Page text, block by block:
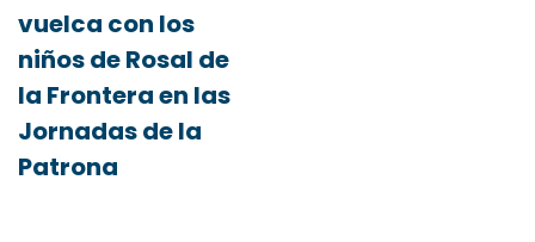
vuelca con los
niños de Rosal de
la Frontera en las
Jornadas de la
Patrona